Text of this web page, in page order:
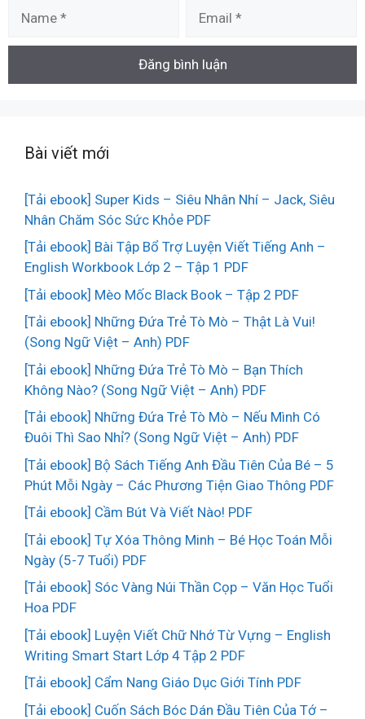
Bài viết mới
[Tải ebook] Super Kids – Siêu Nhân Nhí – Jack, Siêu
Nhân Chăm Sóc Sức Khỏe PDF
[Tải ebook] Bài Tập Bổ Trợ Luyện Viết Tiếng Anh –
English Workbook Lớp 2 – Tập 1 PDF
[Tải ebook] Mèo Mốc Black Book – Tập 2 PDF
[Tải ebook] Những Đứa Trẻ Tò Mò – Thật Là Vui!
(Song Ngữ Việt – Anh) PDF
[Tải ebook] Những Đứa Trẻ Tò Mò – Bạn Thích
Không Nào? (Song Ngữ Việt – Anh) PDF
[Tải ebook] Những Đứa Trẻ Tò Mò – Nếu Mình Có
Đuôi Thì Sao Nhỉ? (Song Ngữ Việt – Anh) PDF
[Tải ebook] Bộ Sách Tiếng Anh Đầu Tiên Của Bé – 5
Phút Mỗi Ngày – Các Phương Tiện Giao Thông PDF
[Tải ebook] Cầm Bút Và Viết Nào! PDF
[Tải ebook] Tự Xóa Thông Minh – Bé Học Toán Mỗi
Ngày (5-7 Tuổi) PDF
[Tải ebook] Sóc Vàng Núi Thần Cọp – Văn Học Tuổi
Hoa PDF
[Tải ebook] Luyện Viết Chữ Nhớ Từ Vựng – English
Writing Smart Start Lớp 4 Tập 2 PDF
[Tải ebook] Cẩm Nang Giáo Dục Giới Tính PDF
[Tải ebook] Cuốn Sách Bóc Dán Đầu Tiên Của Tớ –